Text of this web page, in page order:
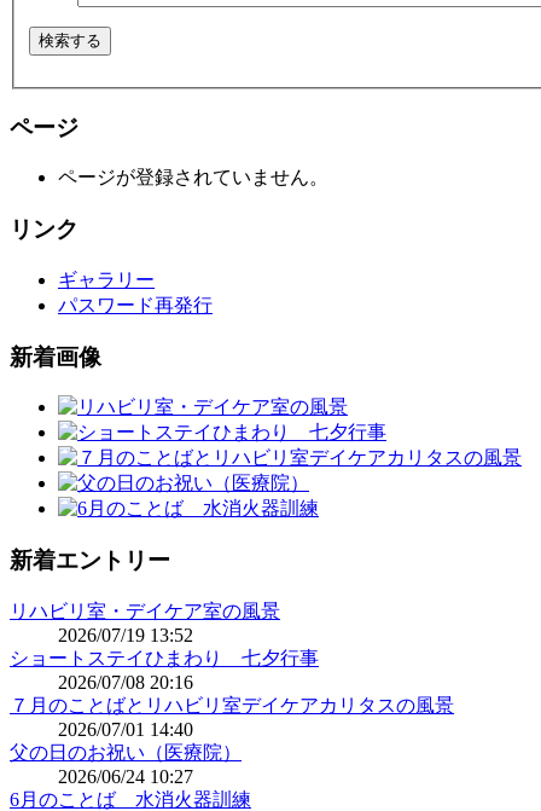
ページ
ページが登録されていません。
リンク
ギャラリー
パスワード再発行
新着画像
新着エントリー
リハビリ室・デイケア室の風景
2026/07/19 13:52
ショートステイひまわり 七夕行事
2026/07/08 20:16
７月のことばとリハビリ室デイケアカリタスの風景
2026/07/01 14:40
父の日のお祝い（医療院）
2026/06/24 10:27
6月のことば 水消火器訓練